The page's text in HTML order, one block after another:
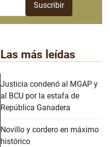
Las más leídas
Justicia condenó al MGAP y
al BCU por la estafa de
República Ganadera
Novillo y cordero en máximo
histórico